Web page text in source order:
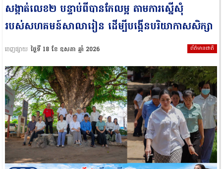
សង្កាត់លេខ២​ បន្ទាប់ពីបានកែលម្អ​ តាមការស្នើសុំ
របស់សហគមន៍សាលារៀន ដើម្បីបង្កើនបរិយាកាសសិក្សា​
ព័ត៌មានជាតិ
ចេញផ្សាយ ថ្ងៃទី 18 ខែ ឧសភា ឆ្នាំ 2026